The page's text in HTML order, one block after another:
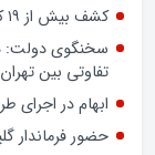
کشف بیش از ۱۹ کیلوگرم مواد مخدر در گلپایگان
سخنگوی دولت:
تفاوتی بین
ابهام در
حضور فرماندار